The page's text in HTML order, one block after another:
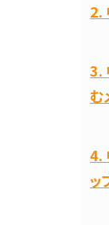
2.
3.
む
4.
ッ